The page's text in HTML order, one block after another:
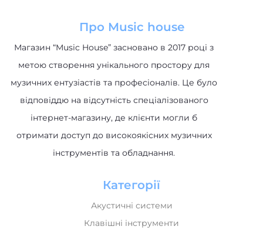
метою створення унікального простору для
музичних ентузіастів та професіоналів. Це було
відповіддю на відсутність спеціалізованого
інтернет-магазину, де клієнти могли б
отримати доступ до високоякісних музичних
інструментів та обладнання.
Категорії
Клавішні інструменти
Музичне обладнання
Гітари та обладнання